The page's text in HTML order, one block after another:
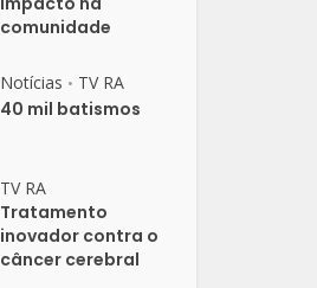
comunidade
Notícias • TV RA
40 mil batismos
TV RA
Tratamento
inovador contra o
câncer cerebral